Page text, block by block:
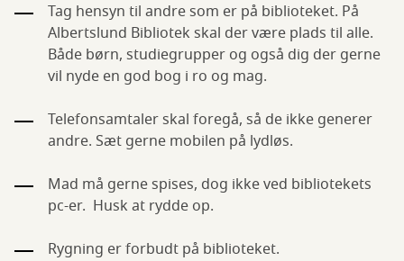
Tag hensyn til andre som er på biblioteket. På
Albertslund Bibliotek skal der være plads til alle.
Både børn, studiegrupper og også dig der gerne
vil nyde en god bog i ro og mag.
Telefonsamtaler skal foregå, så de ikke generer
andre. Sæt gerne mobilen på lydløs.
Mad må gerne spises, dog ikke ved bibliotekets
pc-er. Husk at rydde op.
Rygning er forbudt på biblioteket.